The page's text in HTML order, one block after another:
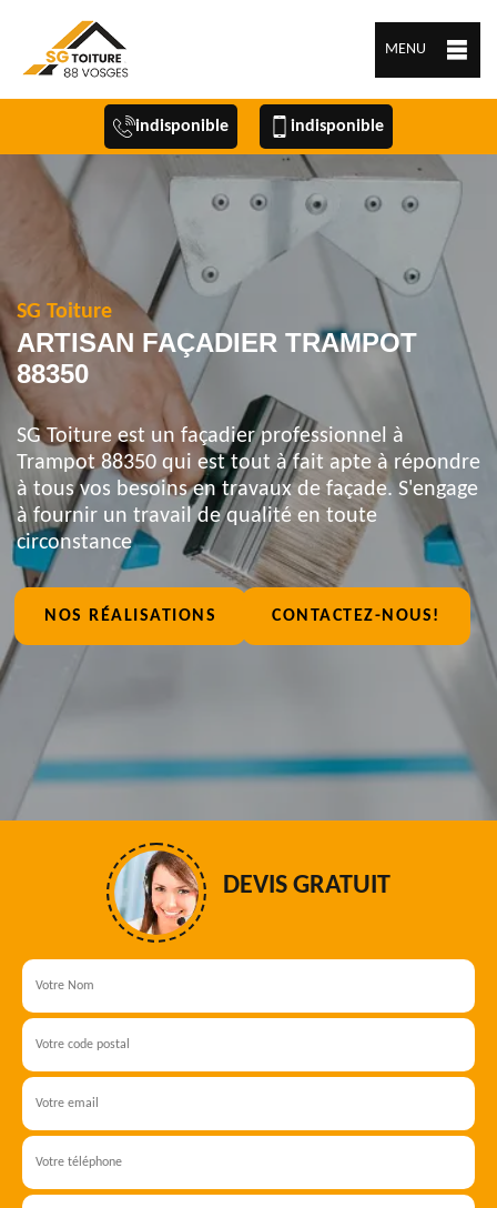
MENU
indisponible indisponible
SG Toiture
ARTISAN FAÇADIER TRAMPOT
88350
SG Toiture est un façadier professionnel à
Trampot 88350 qui est tout à fait apte à répondre
à tous vos besoins en travaux de façade. S'engage
à fournir un travail de qualité en toute
circonstance
NOS RÉALISATIONS CONTACTEZ-NOUS!
DEVIS GRATUIT